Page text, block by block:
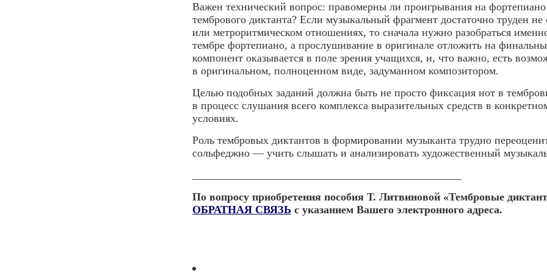
Важен технический вопрос: правомерны ли проигрывания на
тембрового диктанта? Если музыкальный фрагмент достаточно труден
или метроритмическом отношениях, то сначала нужно разобраться
тембре фортепиано, а прослушивание в оригинале отложить на
компонент оказывается в поле зрения учащихся, и, что важно, есть
в оригинальном, полноценном виде, задуманном композитором.
Целью подобных заданий должна быть не просто фиксация нот в
в процесс слушания всего комплекса выразительных средств в
условиях.
Роль тембровых диктантов в формировании музыканта трудно
сольфеджио — учить слышать и анализировать художественный
По вопросу приобретения пособия Т. Литвиновой «Тембровые
ОБРАТНАЯ СВЯЗЬ с указанием Вашего электронного адреса.